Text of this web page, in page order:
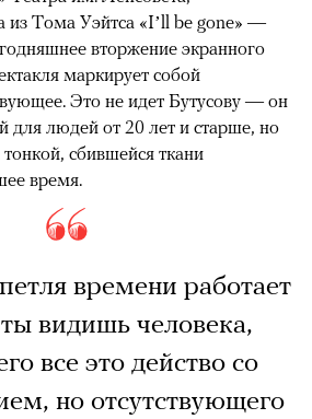
из Тома Уэйтса «I’ll be gone» —
вторжение экранного
маркирует собой
Это не идет Бутусову — он
для людей от 20 лет и старше, но
сбившейся ткани
время.
времени работает
видишь человека,
все это действо со
но отсутствующего